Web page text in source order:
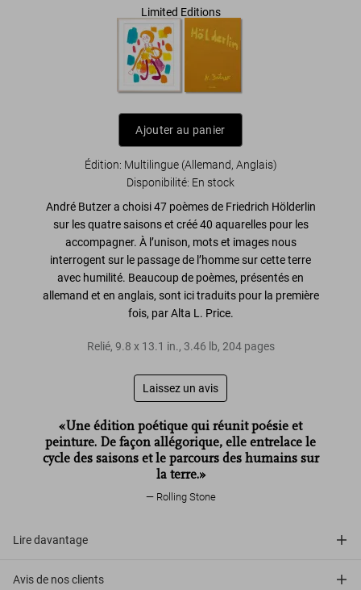
Limited Editions
Ajouter au panier
Édition: Multilingue (Allemand, Anglais)
Disponibilité: En stock
André Butzer a choisi47 poèmes de Friedrich Hölderlin
sur les quatre saisonset créé 40 aquarelles pour les
accompagner. À l’unison, mots et images nous
interrogent sur le passage de l’homme sur cette terre
avec humilité. Beaucoup de poèmes, présentés en
allemand et en anglais, sont icitraduits pour la première
fois, par Alta L. Price.
Relié, 9.8 x 13.1 in., 3.46 lb, 204 pages
Laissez un avis
«Une édition poétique qui réunit poésie et
peinture. De façon allégorique, elle entrelace le
cycle des saisons et le parcours des humains sur
la terre.»
Rolling Stone
Lire davantage
Avis de nos clients